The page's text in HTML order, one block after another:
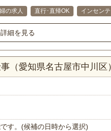
の求人 直行･直帰OK インセン
細を見る
（愛知県名古屋市中川区
す。(候補の日時から選択)